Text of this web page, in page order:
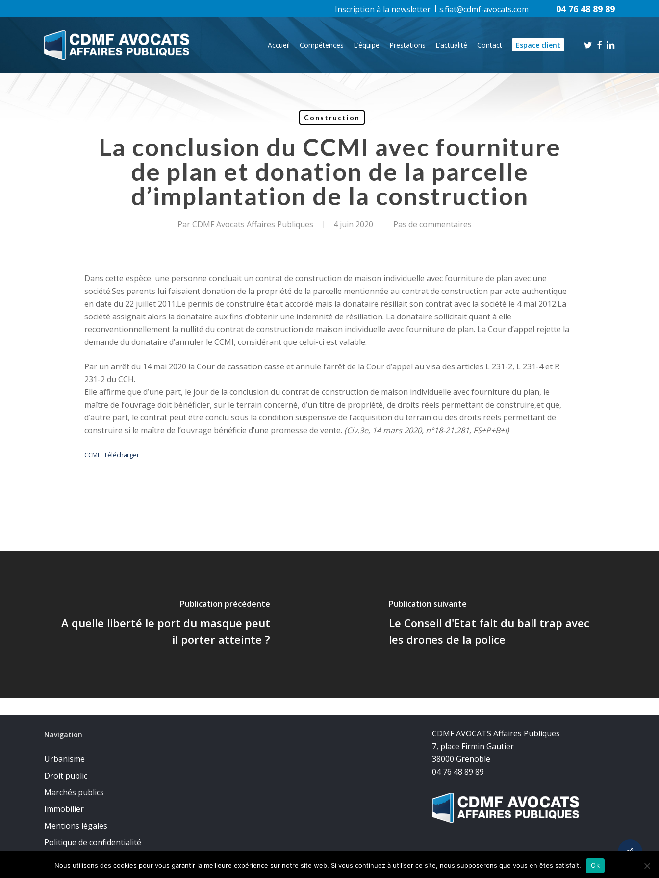
to
Accueil Compétences L’équipe Prestations L’actualité Contact Espace client twitterfacebook
linkedin
Inscription à la newsletter s.fiat@cdmf-avocats.com 04 76 48 89 89
Construction
La conclusion du CCMI avec fourniture
de plan et donation de la parcelle
d’implantation de la construction
ParCDMF Avocats Affaires Publiques 4 juin 2020 Pas de commentaires
Dans cette espèce, une personne concluait un contrat de construction de maison individuelle avec fourniture de plan avec une
société.Ses parents lui faisaient donation de la propriété de la parcelle mentionnée au contrat de construction par acte authentique
en date du 22 juillet 2011.Le permis de construire était accordé mais la donataire résiliait son contrat avec la société le 4 mai 2012.La
société assignait alors la donataire aux fins d’obtenir une indemnité de résiliation. La donataire sollicitait quant à elle
reconventionnellement la nullité du contrat de construction de maison individuelle avec fourniture de plan. La Cour d’appel rejette la
demande du donataire d’annuler le CCMI, considérant que celui-ci est valable.
Par un arrêt du 14 mai 2020 la Cour de cassation casse et annule l’arrêt de la Cour d’appel au visa des articles L 231-2, L 231-4 et R
231-2 du CCH.
Elle affirme que d’une part, le jour de la conclusion du contrat de construction de maison individuelle avec fourniture du plan, le
maître de l’ouvrage doit bénéficier, sur le terrain concerné, d’un titre de propriété, de droits réels permettant de construire,et que,
d’autre part, le contrat peut être conclu sous la condition suspensive de l’acquisition du terrain ou des droits réels permettant de
construire si le maître de l’ouvrage bénéficie d’une promesse de vente. (Civ.3e, 14 mars 2020, n°18-21.281, FS+P+B+I)
CCMI Télécharger
Publication précédente
A quelle liberté le port du masque peut
il porter atteinte ?
Publication suivante
Le Conseil d'Etat fait du ball trap avec
les drones de la police
Share
Navigation
Urbanisme
Droit public
Marchés publics
Immobilier
Mentions légales
Politique de confidentialité
CDMF AVOCATS Affaires Publiques
7, place Firmin Gautier
38000 Grenoble
04 76 48 89 89
Nous utilisons des cookies pour vous garantir la meilleure expérience sur notre site web. Si vous continuez à utiliser ce site, nous supposerons que vous en êtes satisfait. Ok